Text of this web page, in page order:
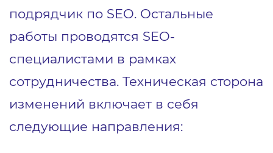
подрядчик по SEO. Остальные
работы проводятся SEO-
специалистами в рамках
сотрудничества. Техническая сторона
изменений включает в себя
следующие направления: